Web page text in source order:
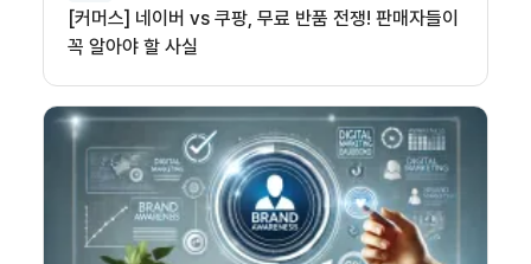
[커머스] 네이버 vs 쿠팡, 무료 반품 전쟁! 판매자들이
꼭 알아야 할 사실